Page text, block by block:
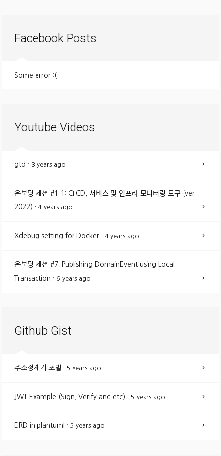
Facebook Posts
Some error :(
Youtube Videos
gtd · 3 years ago
온보딩 세션 #1-1: CI CD, 서비스 및 인프라 모니터링 도구 (ver
2022) · 4 years ago
Xdebug setting for Docker · 4 years ago
온보딩 세션 #7: Publishing DomainEvent using Local
Transaction · 6 years ago
Github Gist
주소정제기 초벌 · 5 years ago
JWT Example (Sign, Verify and etc) · 5 years ago
ERD in plantuml · 5 years ago